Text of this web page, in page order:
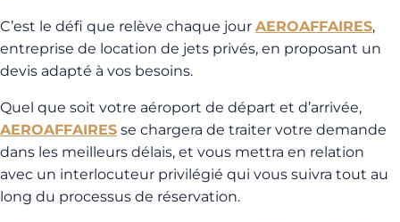
C’est le défi que relève chaque jour AEROAFFAIRES,
entreprise de location de jets privés, en proposant un
devis adapté à vos besoins.
Quel que soit votre aéroport de départ et d’arrivée,
AEROAFFAIRES se chargera de traiter votre demande
dans les meilleurs délais, et vous mettra en relation
avec un interlocuteur privilégié qui vous suivra tout au
long du processus de réservation.